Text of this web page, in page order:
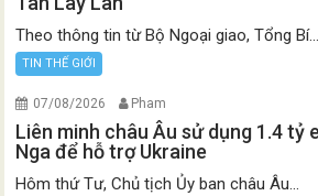
Theo thông tin từ Bộ Ngoại giao, Tổng Bí...
TIN THẾ GIỚI
07/08/2026 Pham
Liên minh châu Âu sử dụng 1.4 tỷ
Nga để hỗ trợ Ukraine
Hôm thứ Tư, Chủ tịch Ủy ban châu Âu...